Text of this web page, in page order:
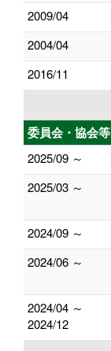
2009/04
2004/04
2016/11
委員会・協会等
2025/09 ～
2025/03 ～
2024/09 ～
2024/06 ～
2024/04 ～
2024/12